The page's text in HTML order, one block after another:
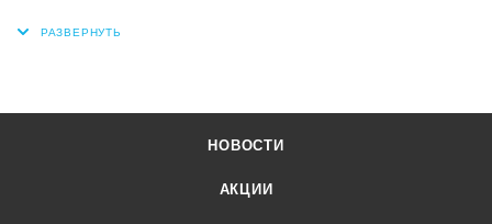
НОВОСТИ
АКЦИИ